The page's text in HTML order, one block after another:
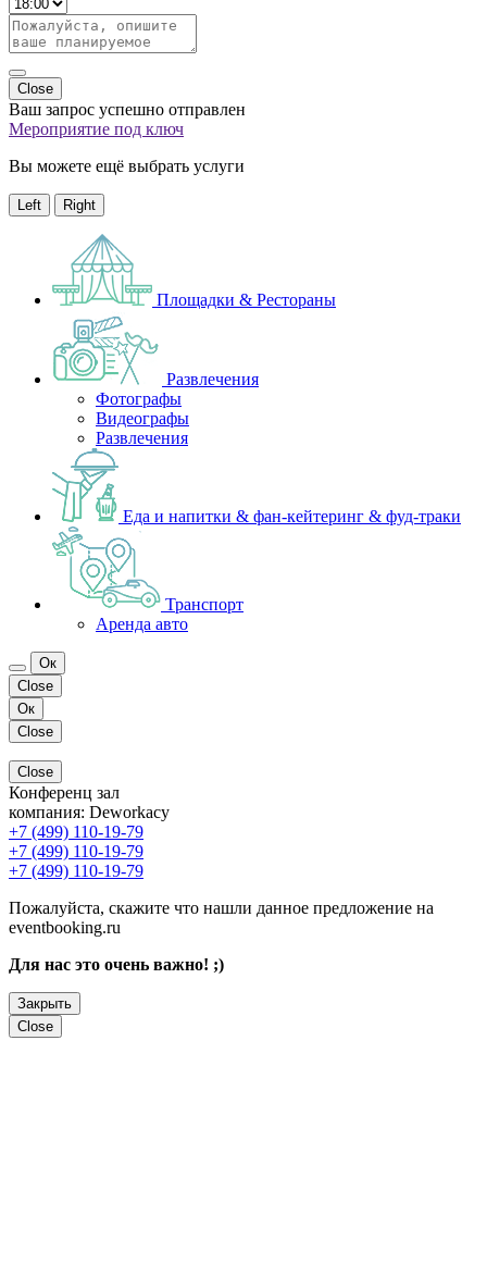
Close
Ваш запрос успешно отправлен
Мероприятие под ключ
Вы можете ещё выбрать услуги
Left Right
Площадки & Рестораны
Развлечения
Фотографы
Видеографы
Развлечения
Еда и напитки & фан-кейтеринг & фуд-траки
Транспорт
Аренда авто
Ок
Close
Ок
Close
Close
Конференц зал
компания: Deworkacy
+7 (499) 110-19-79
+7 (499) 110-19-79
+7 (499) 110-19-79
Пожалуйста, скажите что нашли данное предложение на
eventbooking.ru
Для нас это очень важно! ;)
Закрыть
Close